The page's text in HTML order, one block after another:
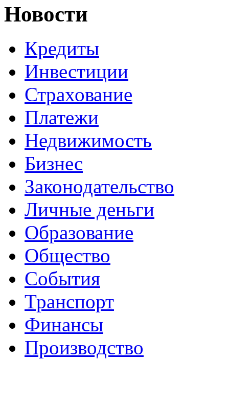
Новости
Кредиты
Инвестиции
Страхование
Платежи
Недвижимость
Бизнес
Законодательство
Личные деньги
Образование
Общество
События
Транспорт
Финансы
Производство